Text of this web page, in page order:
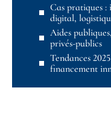
Cas pratiques
digital,
Aides
privés-publics
Tendances
financement